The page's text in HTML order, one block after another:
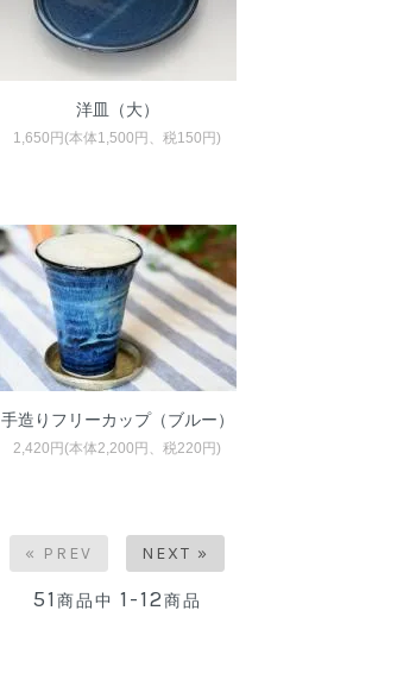
洋皿（大）
1,650円(本体1,500円、税150円)
手造りフリーカップ（ブルー）
2,420円(本体2,200円、税220円)
« PREV NEXT »
51 商品中 1-12商品